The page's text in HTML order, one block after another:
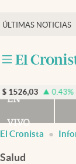
ÚLTIMAS NOTICIAS
Mercados Online
Otras secciones
Infotechnology
Clase
0.43%
EN
VIVO
El Cronista
Salud